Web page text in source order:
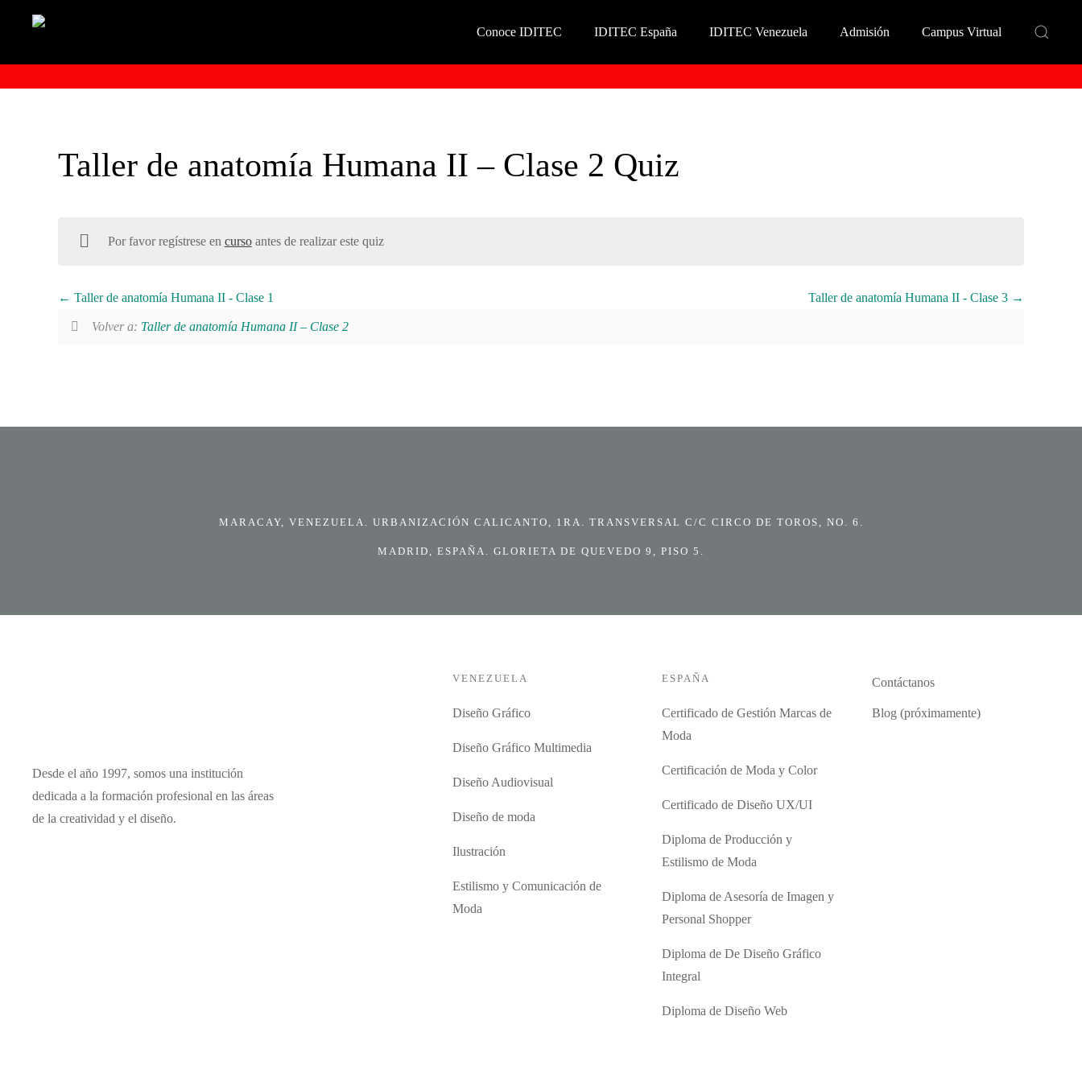
Conoce IDITEC IDITEC España IDITEC Venezuela Admisión Campus Virtual
Taller de anatomía Humana II – Clase 2 Quiz
Por favor regístrese en cursoantes de realizar este quiz
Taller de anatomía Humana II - Clase 1 Taller de anatomía Humana II - Clase 3
Volver a: Taller de anatomía Humana II – Clase 2
MARACAY, VENEZUELA. URBANIZACIÓN CALICANTO, 1RA. TRANSVERSAL C/C CIRCO DE TOROS, NO. 6.
MADRID, ESPAÑA. GLORIETA DE QUEVEDO 9, PISO 5.
Desde el año 1997, somos una institución
dedicada a la formación profesional en las áreas
de la creatividad y el diseño.
VENEZUELA
Diseño Gráfico
Diseño Gráfico Multimedia
Diseño Audiovisual
Diseño de moda
Ilustración
Estilismo y Comunicación de
Moda
ESPAÑA
Certificado de Gestión Marcas de
Moda
Certificación de Moda y Color
Certificado de Diseño UX/UI
Diploma de Producción y
Estilismo de Moda
Diploma de Asesoría de Imagen y
Personal Shopper
Diploma de De Diseño Gráfico
Integral
Diploma de Diseño Web
Contáctanos
Blog (próximamente)